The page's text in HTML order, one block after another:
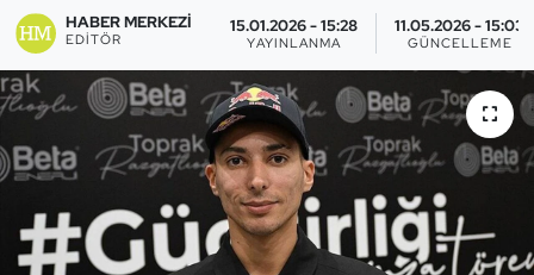
HABER MERKEZI
EDITÖR
15.01.2026 - 15:28
YAYINLANMA
11.05.2026 - 15:03
GÜNCELLEME
Briç
Buz Hokeyi
Buz Pateni
Cimnastik